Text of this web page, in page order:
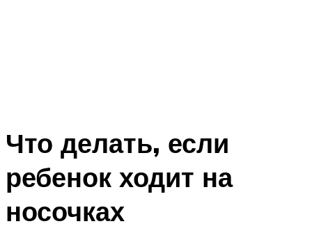
Что делать, если
ребенок ходит на
носочках